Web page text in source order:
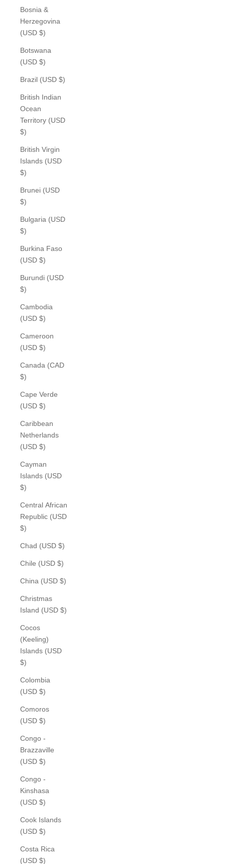
Bosnia &
Herzegovina
(USD $)
Botswana
(USD $)
Brazil (USD $)
British Indian
Ocean
Territory (USD
$)
British Virgin
Islands (USD
$)
Brunei (USD
$)
Bulgaria (USD
$)
Burkina Faso
(USD $)
Burundi (USD
$)
Cambodia
(USD $)
Cameroon
(USD $)
Canada (CAD
$)
Cape Verde
(USD $)
Caribbean
Netherlands
(USD $)
Cayman
Islands (USD
$)
Central African
Republic (USD
$)
Chad (USD $)
Chile (USD $)
China (USD $)
Christmas
Island (USD $)
Cocos
(Keeling)
Islands (USD
$)
Colombia
(USD $)
Comoros
(USD $)
Congo -
Brazzaville
(USD $)
Congo -
Kinshasa
(USD $)
Cook Islands
(USD $)
Costa Rica
(USD $)